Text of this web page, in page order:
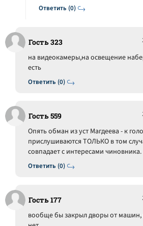
Ответить (0)
Гость 323
Ответить (0)
на видеокамеры,на освещение
есть
Гость 559
Ответить (0)
Опять обман из уст Магдеева - к
прислушиваются ТОЛЬКО в том
совпадает с интересами чиновника.
Гость 177
вообще бы закрыл дворы от машин,